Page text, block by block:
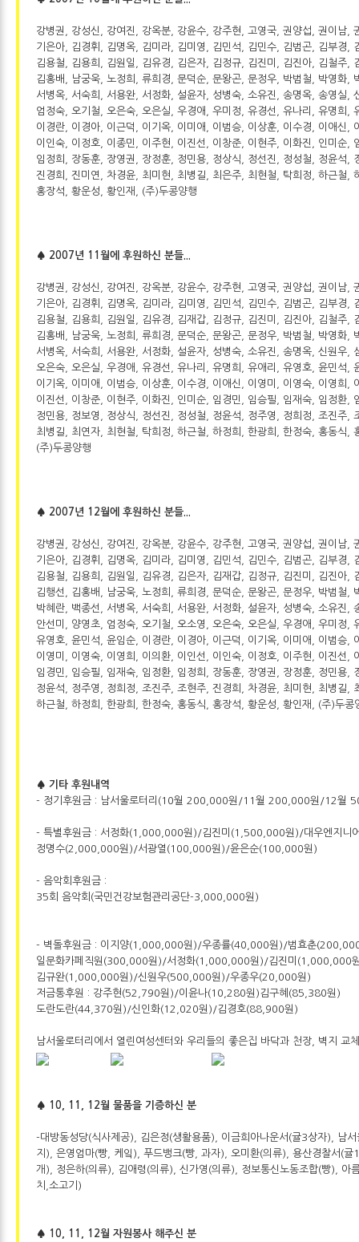
강병권, 강성신, 강여진, 강옥분, 강윤수, 강주현, 고영국, 권양섭, 권이남,
기은아, 김경휘, 김명옥, 김미라, 김미영, 김민석, 김민수, 김범곤, 김부경,
김용철, 김용희, 김원일, 김유경, 김은자, 김정규, 김진미, 김진아, 김철주,
김홍배, 남궁욱, 노정희, 류희경, 문덕순, 문왕곤, 문정우, 박범철, 박영화,
서병옥, 서숙희, 서용완, 서정화, 설윤자, 성병숙, 소유진, 송명옥, 송영실,
엄정숙, 오기철, 오은숙, 오은실, 우경애, 우미정, 유경선, 유나리, 유명희,
이경란, 이경아, 이근덕, 이기옥, 이미애, 이범승, 이상훈, 이수경, 이애신,
이인숙, 이정호, 이종민, 이주현, 이진선, 이창준, 이현주, 이화진, 인미순,
임정희, 장동훈, 장영권, 장정훈, 정민용, 정상식, 정선진, 정성철, 정윤석,
진경희, 진미연, 차경윤, 최미현, 최병길, 최은주, 최현철, 탁희정, 하근철,
홍장석, 황운성, 황인재, (주)두콩양행
♠ 2007년 11월에 후원하신 분들...
강병권, 강성신, 강여진, 강옥분, 강윤수, 강주현, 고영국, 권양섭, 권이남,
기은아, 김경휘, 김명옥, 김미라, 김미영, 김민석, 김민수, 김범곤, 김부경,
김용철, 김용희, 김원일, 김유경, 김재갑, 김정규, 김진미, 김진아, 김철주,
김홍배, 남궁욱, 노정희, 류희경, 문덕순, 문왕곤, 문정우, 박범철, 박영화,
서병옥, 서숙희, 서용완, 서정화, 설윤자, 성병숙, 소유진, 송명옥, 신원우,
오은숙, 오은실, 우경애, 유경선, 유나리, 유명희, 유애리, 유영호, 윤민석,
이기옥, 이미애, 이범승, 이상훈, 이수경, 이애신, 이영미, 이영숙, 이영희,
이진선, 이창준, 이현주, 이화진, 인미순, 임경민, 임승필, 임재숙, 임정환,
정민용, 정보영, 정상식, 정선진, 정성철, 정윤석, 정주영, 정희정, 조진주,
최병길, 최연자, 최현철, 탁희정, 하근철, 하정희, 한광희, 한정숙, 홍동식,
(주)두콩양행
♠ 2007년 12월에 후원하신 분들...
강병권, 강성신, 강여진, 강옥분, 강윤수, 강주현, 고영국, 권양섭, 권이남,
기은아, 김경휘, 김명옥, 김미라, 김미영, 김민석, 김민수, 김범곤, 김부경,
김용철, 김용희, 김원일, 김유경, 김은자, 김재갑, 김정규, 김진미, 김진아,
김행선, 김홍배, 남궁욱, 노정희, 류희경, 문덕순, 문왕곤, 문정우, 박범철,
박혜란, 백종선, 서병옥, 서숙희, 서용완, 서정화, 설윤자, 성병숙, 소유진,
안선미, 양영초, 엄정숙, 오기철, 오소영, 오은숙, 오은실, 우경애, 우미정,
유영호, 윤민석, 윤임순, 이경란, 이경아, 이근덕, 이기옥, 이미애, 이범승,
이영미, 이영숙, 이영희, 이의환, 이인선, 이인숙, 이정호, 이주현, 이진선,
임경민, 임승필, 임재숙, 임정환, 임정희, 장동훈, 장영권, 장정훈, 정민용,
정윤석, 정주영, 정희정, 조진주, 조현주, 진경희, 차경윤, 최미현, 최병길,
하근철, 하정희, 한광희, 한정숙, 홍동식, 홍장석, 황운성, 황인재, (주)두콩
♠ 기타 후원내역
- 정기후원금 : 남서울로터리(10월 200,000원/11월 200,000원/12월
- 특별후원금 : 서정화(1,000,000원)/김진미(1,500,000원)/대우엔지
정명수(2,000,000원)/서광열(100,000원)/윤은순(100,000원)
- 음악회후원금 :
35회 음악회(국민건강보험관리공단-3,000,000원)
- 벽돌후원금 : 이지양(1,000,000원)/우종률(40,000원)/범효춘
일문화카페직원(300,000원)/서정화(1,000,000원)/김진미(1,000,000
김규완(1,000,000원)/신원우(500,000원)/우종우(20,000원)
저금통후원 : 강주현(52,790원)/이윤나(10,280원)김구혜(85,380원)
도란도란(44,370원)/신인화(12,020원)/김경호(88,900원)
남서울로터리에서 열린여성센터와 우리들의 좋은집 바닥과 천장, 벽지 교
♠ 10, 11, 12월 물품을 기증하신 분
-대방동성당(식사제공), 김은정(생활용품), 이금희아나운서(귤3상자), 남
지), 은영엄마(빵, 케잌), 푸드뱅크(빵, 과자), 오미환(의류), 용산경찰서(
개), 정은하(의류), 김애령(의류), 신가영(의류), 정보통신노동조합(빵), 아
치,소고기)
♠ 10, 11, 12월 자원봉사 해주신 분